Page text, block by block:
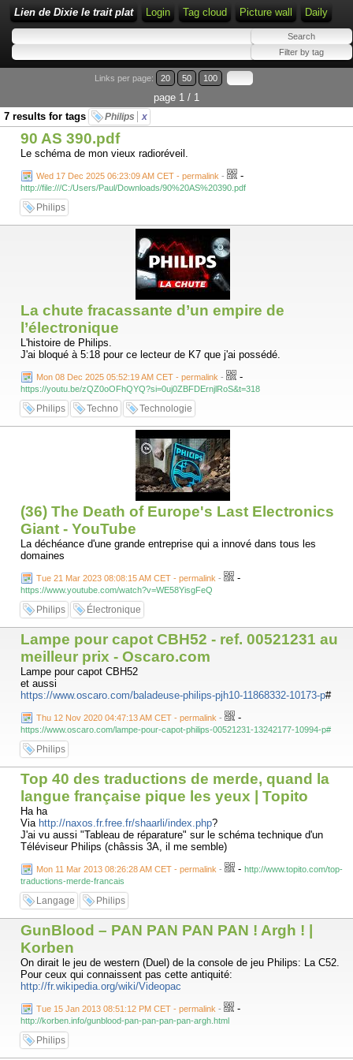
Lien de Dixie le trait plat Login Tag cloud Picture wall Daily
Links per page: 20 50 100
page 1 / 1
7 results for tags
Philips x
90 AS 390.pdf
Le schéma de mon vieux radioréveil.
Wed 17 Dec 2025 06:23:09 AM CET - permalink - -
http://file:///C:/Users/Paul/Downloads/90%20AS%20390.pdf
Philips
La chute fracassante d’un empire de
l’électronique
L'histoire de Philips.
J'ai bloqué à 5:18 pour ce lecteur de K7 que j'ai possédé.
Mon 08 Dec 2025 05:52:19 AM CET - permalink - -
https://youtu.be/zQZ0oOFhQYQ?si=0uj0ZBFDErnjlRoS&t=318
Philips Techno Technologie
(36) The Death of Europe's Last Electronics
Giant - YouTube
La déchéance d'une grande entreprise qui a innové dans tous les
domaines
Tue 21 Mar 2023 08:08:15 AM CET - permalink - -
https://www.youtube.com/watch?v=WE58YisgFeQ
Philips Électronique
Lampe pour capot CBH52 - ref. 00521231 au
meilleur prix - Oscaro.com
Lampe pour capot CBH52
et aussi
https://www.oscaro.com/baladeuse-philips-pjh10-11868332-10173-p#
Thu 12 Nov 2020 04:47:13 AM CET - permalink - -
https://www.oscaro.com/lampe-pour-capot-philips-00521231-13242177-10994-p#
Philips
Top 40 des traductions de merde, quand la
langue française pique les yeux | Topito
Ha ha
Via http://naxos.fr.free.fr/shaarli/index.php?
J'ai vu aussi "Tableau de réparature" sur le schéma technique d'un
Téléviseur Philips (châssis 3A, il me semble)
Mon 11 Mar 2013 08:26:28 AM CET - permalink - - http://www.topito.com/top-
traductions-merde-francais
Langage Philips
GunBlood – PAN PAN PAN PAN ! Argh ! |
Korben
On dirait le jeu de western (Duel) de la console de jeu Philips: La C52.
Pour ceux qui connaissent pas cette antiquité:
http://fr.wikipedia.org/wiki/Videopac
Tue 15 Jan 2013 08:51:12 PM CET - permalink - -
http://korben.info/gunblood-pan-pan-pan-pan-argh.html
Philips